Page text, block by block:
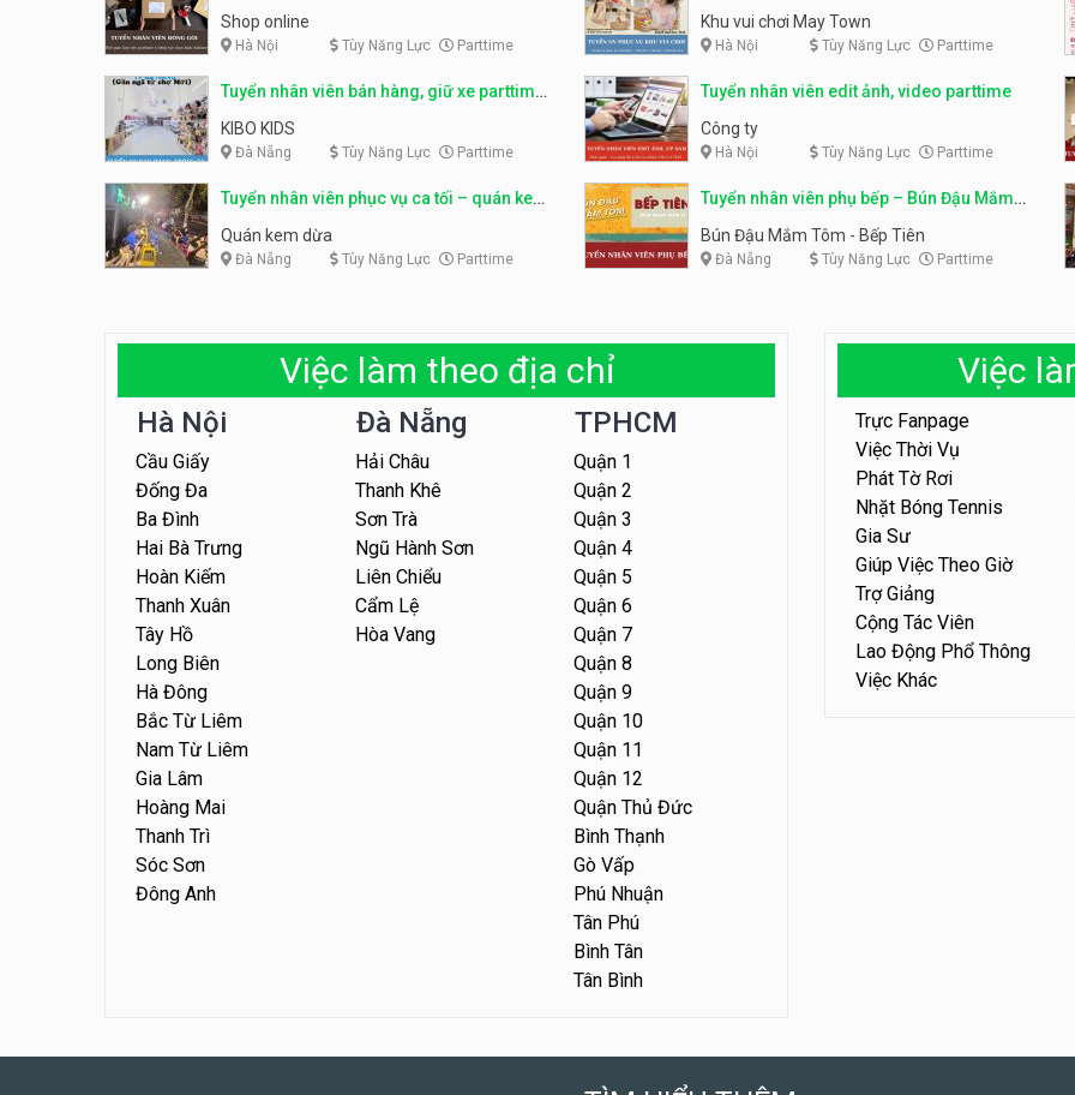
fulltime
Shop online
Hà Nội Tùy Năng Lực Parttime
parttime linh động
Khu vui chơi May Town
Hà Nội Tùy Năng Lực Parttime
Tuyển nhân viên bán hàng, giữ xe parttime
– Kibo Kid
KIBO KIDS
Đà Nẵng Tùy Năng Lực Parttime
Tuyển nhân viên edit ảnh, video parttime
Công ty
Hà Nội Tùy Năng Lực Parttime
Tuyển nhân viên phục vụ ca tối – quán kem
dừa
Quán kem dừa
Đà Nẵng Tùy Năng Lực Parttime
Tuyển nhân viên phụ bếp – Bún Đậu Mắm
Tôm – Bếp Tiên
Bún Đậu Mắm Tôm - Bếp Tiên
Đà Nẵng Tùy Năng Lực Parttime
Việc làm theo địa chỉ
Hà Nội
Cầu Giấy
Đống Đa
Ba Đình
Hai Bà Trưng
Hoàn Kiếm
Thanh Xuân
Tây Hồ
Long Biên
Hà Đông
Bắc Từ Liêm
Nam Từ Liêm
Gia Lâm
Hoàng Mai
Thanh Trì
Sóc Sơn
Đông Anh
Đà Nẵng
Hải Châu
Thanh Khê
Sơn Trà
Ngũ Hành Sơn
Liên Chiểu
Cẩm Lệ
Hòa Vang
TPHCM
Quận 1
Quận 2
Quận 3
Quận 4
Quận 5
Quận 6
Quận 7
Quận 8
Quận 9
Quận 10
Quận 11
Quận 12
Quận Thủ Đức
Bình Thạnh
Gò Vấp
Phú Nhuận
Tân Phú
Bình Tân
Tân Bình
Việc
Trực Fanpage
Việc Thời Vụ
Phát Tờ Rơi
Nhặt Bóng Tennis
Gia Sư
Giúp Việc Theo Giờ
Trợ Giảng
Cộng Tác Viên
Lao Động Phổ Thông
Việc Khác